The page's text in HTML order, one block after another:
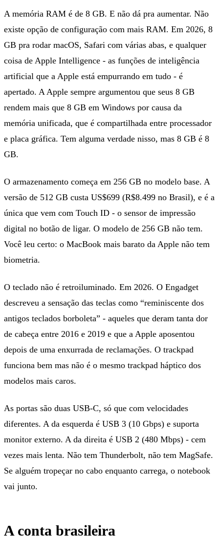
A memória RAM é de 8 GB. E não dá pra aumentar. Não
existe opção de configuração com mais RAM. Em 2026, 8
GB pra rodar macOS, Safari com várias abas, e qualquer
coisa de Apple Intelligence - as funções de inteligência
artificial que a Apple está empurrando em tudo - é
apertado. A Apple sempre argumentou que seus 8 GB
rendem mais que 8 GB em Windows por causa da
memória unificada, que é compartilhada entre processador
e placa gráfica. Tem alguma verdade nisso, mas 8 GB é 8
GB.
O armazenamento começa em 256 GB no modelo base. A
versão de 512 GB custa US$699 (R$8.499 no Brasil), e é a
única que vem com Touch ID - o sensor de impressão
digital no botão de ligar. O modelo de 256 GB não tem.
Você leu certo: o MacBook mais barato da Apple não tem
biometria.
O teclado não é retroiluminado. Em 2026. O Engadget
descreveu a sensação das teclas como “reminiscente dos
antigos teclados borboleta” - aqueles que deram tanta dor
de cabeça entre 2016 e 2019 e que a Apple aposentou
depois de uma enxurrada de reclamações. O trackpad
funciona bem mas não é o mesmo trackpad háptico dos
modelos mais caros.
As portas são duas USB-C, só que com velocidades
diferentes. A da esquerda é USB 3 (10 Gbps) e suporta
monitor externo. A da direita é USB 2 (480 Mbps) - cem
vezes mais lenta. Não tem Thunderbolt, não tem MagSafe.
Se alguém tropeçar no cabo enquanto carrega, o notebook
vai junto.
A conta brasileira